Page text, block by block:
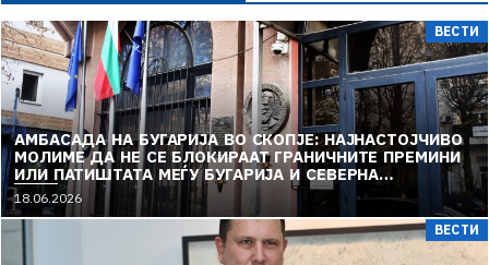
ВЕСТИ
АМБАСАДА НА БУГАРИЈА ВО СКОПЈЕ: НАЈНАСТОЈЧИВО
МОЛИМЕ ДА НЕ СЕ БЛОКИРААТ ГРАНИЧНИТЕ ПРЕМИНИ
ИЛИ ПАТИШТАТА МЕЃУ БУГАРИЈА И СЕВЕРНА
МАКЕДОНИЈА
18.06.2026
ВЕСТИ